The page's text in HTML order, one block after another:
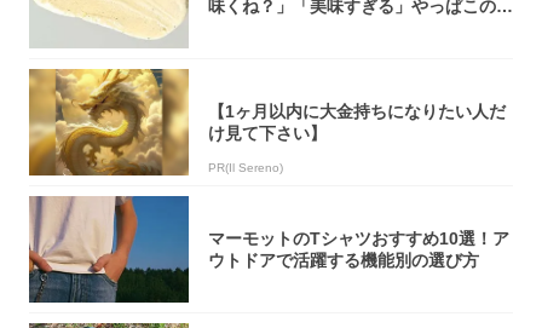
味くね？」「美味すぎる」やっぱこのク
【1ヶ月以内に大金持ちになりたい人だ
け見て下さい】
PR(Il Sereno)
マーモットのTシャツおすすめ10選！ア
ウトドアで活躍する機能別の選び方